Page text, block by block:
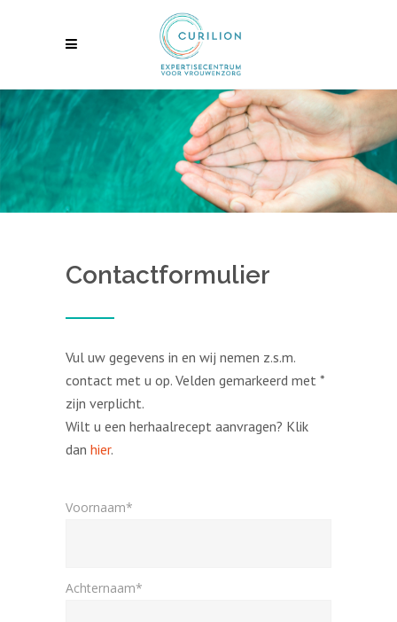
Contactformulier
Vul uw gegevens in en wij nemen z.s.m.
contact met u op. Velden gemarkeerd met *
zijn verplicht.
Wilt u een herhaalrecept aanvragen? Klik
dan hier.
Voornaam*
Achternaam*